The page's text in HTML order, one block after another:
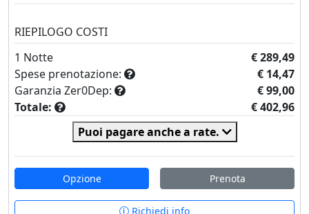
RIEPILOGO COSTI
1 Notte
€ 289,49
Spese prenotazione:
€ 14,47
Garanzia Zer0Dep:
€ 99,00
Totale:
€ 402,96
Puoi pagare anche a rate.
Opzione Prenota
Richiedi info